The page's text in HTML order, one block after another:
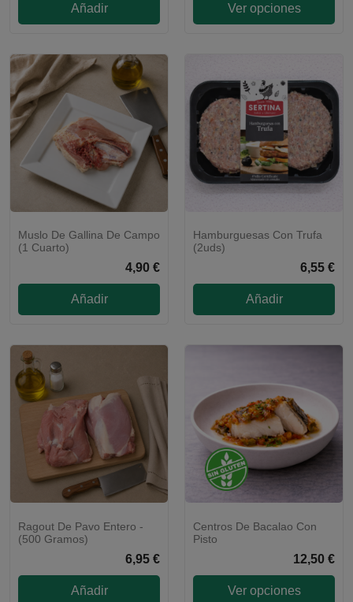
Añadir Ver opciones
Muslo De Gallina De Campo
(1 Cuarto)
4,90 €
Añadir
Hamburguesas Con Trufa
(2uds)
6,55 €
Añadir
Ragout De Pavo Entero -
(500 Gramos)
6,95 €
Añadir
¡GUARNICIÓN A ELEGIR!
Centros De Bacalao Con
Pisto
12,50 €
Ver opciones